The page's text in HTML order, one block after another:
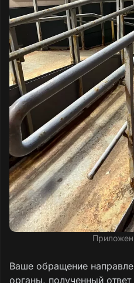
способность
Коррозия
в любой момент
сломаться под
человека.
Острые края
представлять
Ситуация создаёт
здоровью людей.
для поддержки,
людей, инвалидов,
посетителей в гололёд.
В случае обрушения
опоры человек может
травмы, включая
ГК РФ, именно АО
Ваше обращение
органы, полученный